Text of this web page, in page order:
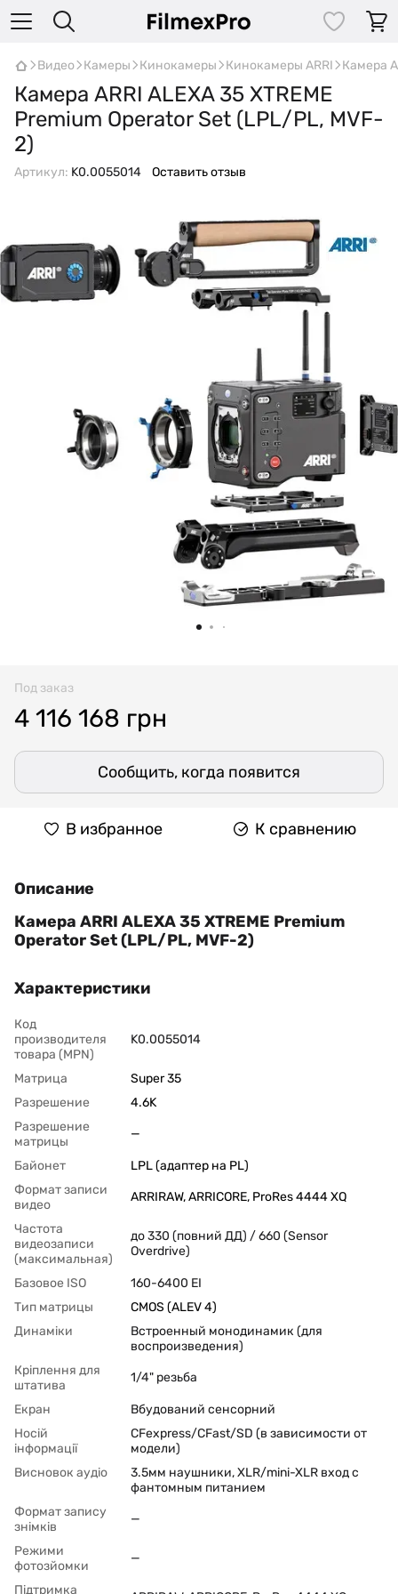
Видео Камеры Кинокамеры Кинокамеры ARRI Камера
Камера ARRI ALEXA 35 XTREME
Premium Operator Set (LPL/PL, MVF-
2)
Артикул: K0.0055014 Оставить отзыв
Под заказ
4 116 168 грн
Сообщить, когда появится
В избранное К сравнению
Описание
Камера ARRI ALEXA 35 XTREME Premium
Operator Set (LPL/PL, MVF-2)
Характеристики
Код
производителя
товара (MPN)
K0.0055014
Матрица
Super 35
Разрешение
4.6K
Разрешение
матрицы
—
Байонет
LPL (адаптер на PL)
Формат записи
видео
ARRIRAW, ARRICORE, ProRes 4444 XQ
Частота
видеозаписи
(максимальная)
до 330 (повний ДД) / 660 (Sensor
Overdrive)
Базовое ISO
160-6400 EI
Тип матрицы
CMOS (ALEV 4)
Динаміки
Встроенный монодинамик (для
воспроизведения)
Кріплення для
штатива
1/4" резьба
Екран
Вбудований сенсорний
Носій
інформації
CFexpress/CFast/SD (в зависимости от
модели)
Висновок аудіо
3.5мм наушники, XLR/mini-XLR вход с
фантомным питанием
Формат запису
знімків
—
Режими
фотозйомки
—
Підтримка